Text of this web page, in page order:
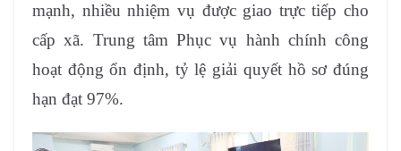
mạnh, nhiều nhiệm vụ được giao trực tiếp cho
cấp xã. Trung tâm Phục vụ hành chính công
hoạt động ổn định, tỷ lệ giải quyết hồ sơ đúng
hạn đạt 97%.